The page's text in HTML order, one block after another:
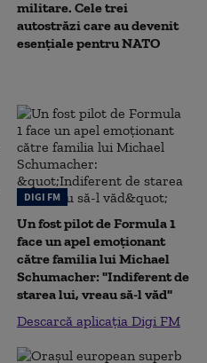
militare. Cele trei
autostrăzi care au devenit
esențiale pentru NATO
DIGI FM
Un fost pilot de Formula 1
face un apel emoționant
către familia lui Michael
Schumacher: "Indiferent de
starea lui, vreau să-l văd"
Descarcă aplicația Digi FM